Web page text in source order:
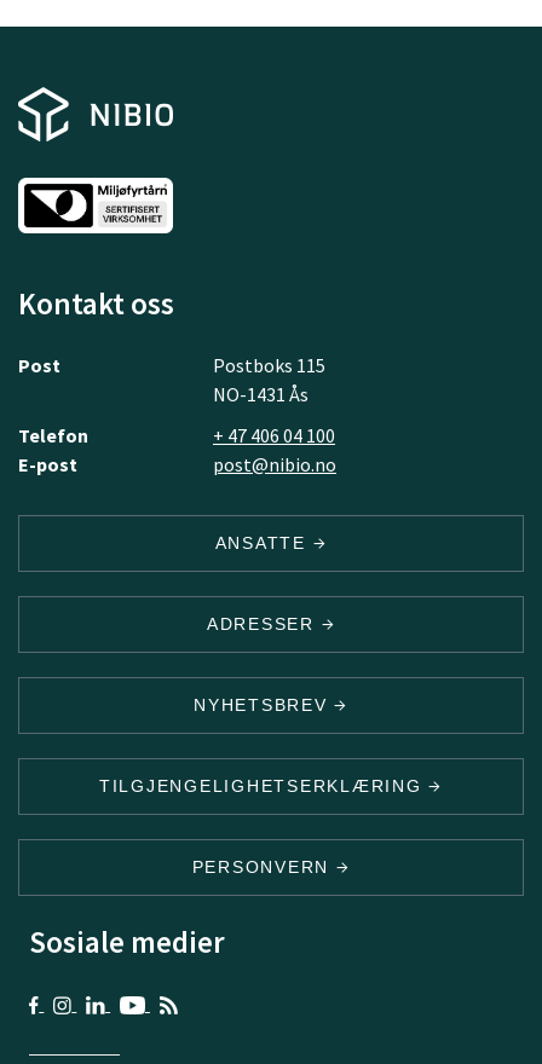
Kontakt oss
Post
Postboks 115
NO-1431 Ås
Telefon
+ 47 406 04 100
E-post
post@nibio.no
ANSATTE
ADRESSER
NYHETSBREV
TILGJENGELIGHETSERKLÆRING
PERSONVERN
Sosiale medier